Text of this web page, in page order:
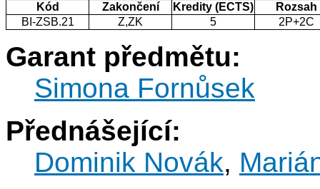
Kód Zakončení Kredity (ECTS)
Rozsah
BI-ZSB.21
Z,ZK 5 2P+2C
Garant předmětu:
Simona Fornůsek
Přednášející:
Dominik Novák,